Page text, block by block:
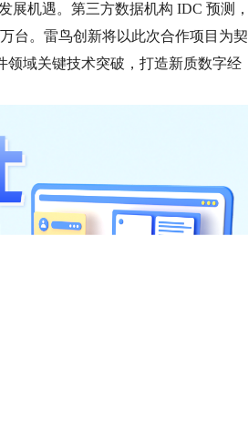
展机遇。第三方数据机构 IDC 预测，
台。雷鸟创新将以此次合作项目为契
领域关键技术突破，打造新质数字经